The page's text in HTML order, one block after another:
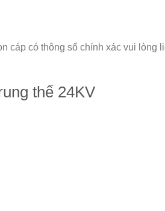
cáp có thông số chính xác vui
thế 24KV